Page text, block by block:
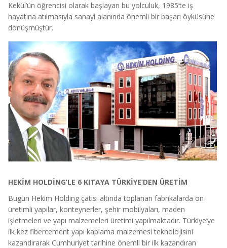
Kekül’ün öğrencisi olarak başlayan bu yolculuk, 1985’te iş
hayatına atılmasıyla sanayi alanında önemli bir başarı öyküsüne
dönüşmüştür.
HEKİM HOLDİNG’LE 6 KITAYA TÜRKİYE’DEN ÜRETİM
Bugün Hekim Holding çatısı altında toplanan fabrikalarda ön
üretimli yapılar, konteynerler, şehir mobilyaları, maden
işletmeleri ve yapı malzemeleri üretimi yapılmaktadır. Türkiye’ye
ilk kez fibercement yapı kaplama malzemesi teknolojisini
kazandırarak Cumhuriyet tarihine önemli bir ilk kazandıran